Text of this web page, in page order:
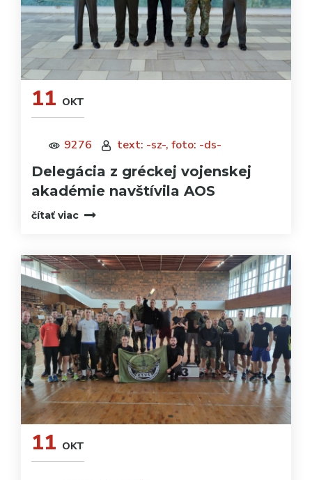
11 OKT
9276 text: -sz-, foto: -ds-
Delegácia z gréckej vojenskej
akadémie navštívila AOS
čítať viac
11 OKT